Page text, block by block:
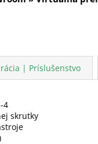
| Príslušenstvo
4
skrutky